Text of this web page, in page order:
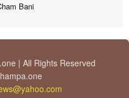
Bani
| All Rights Reserved